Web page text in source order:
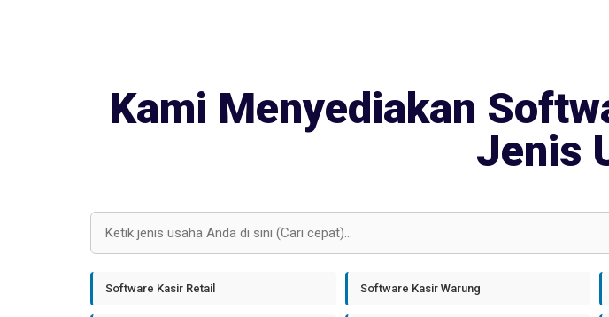
Kami Menyediakan
Jenis
Software Kasir Retail Software Kasir Warung